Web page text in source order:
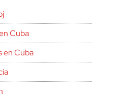
Cuba
en Cuba